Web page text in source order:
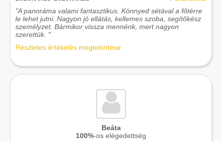
"A panoráma valami fantasztikus. Könnyed sétával a főtérre
le lehet jutni. Nagyon jó ellátás, kellemes szoba, segítőkész
személyzet. Bármikor vissza mennénk, mert nagyon
szerettük. "
Részletes értékelés megtekintése
Beáta
100%-os elégedettség